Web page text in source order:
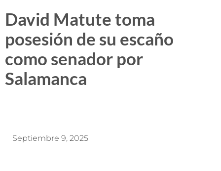
David Matute toma
posesión de su escaño
como senador por
Salamanca
Septiembre 9, 2025